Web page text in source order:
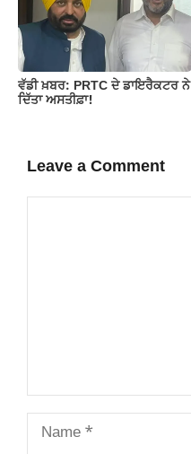
ਵੱਡੀ ਖ਼ਬਰ: PRTC ਦੇ ਡਾਇਰੈਕਟਰ ਨੇ
ਦਿੱਤਾ ਅਸਤੀਫ਼ਾ!
Leave a Comment
Name